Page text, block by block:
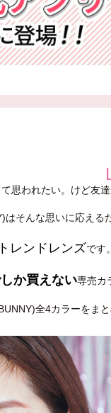
思われたい。けど友
はそんな思いに応え
レンドレンズです。
か買えない専売カ
全4カラーをまと